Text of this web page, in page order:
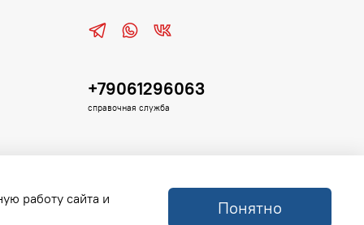
+79061296063
справочная служба
работу сайта и Понятно